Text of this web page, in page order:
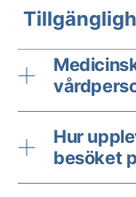
Hur
besöket